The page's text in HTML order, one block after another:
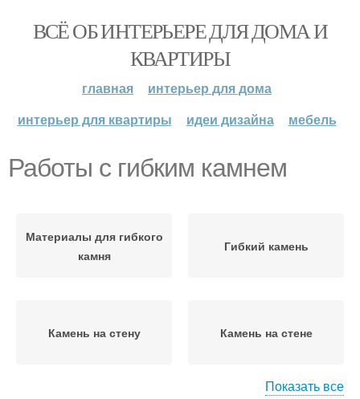
ВСЁ ОБ ИНТЕРЬЕРЕ ДЛЯ ДОМА И
КВАРТИРЫ
главная
интерьер для дома
интерьер для квартиры
идеи дизайна мебель
Работы с гибким камнем
Материалы для гибкого
камня
Гибкий камень
Камень на стену Камень на стене
Показать все